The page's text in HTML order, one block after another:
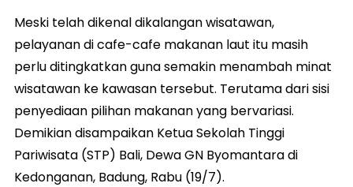
Meski telah dikenal dikalangan wisatawan,
pelayanan di cafe-cafe makanan laut itu masih
perlu ditingkatkan guna semakin menambah minat
wisatawan ke kawasan tersebut. Terutama dari sisi
penyediaan pilihan makanan yang bervariasi.
Demikian disampaikan Ketua Sekolah Tinggi
Pariwisata (STP) Bali, Dewa GN Byomantara di
Kedonganan, Badung, Rabu (19/7).